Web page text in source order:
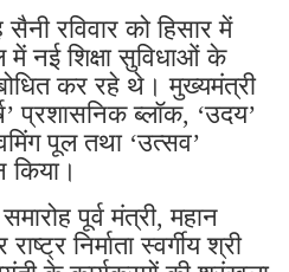
रविवार को हिसार में
नई शिक्षा सुविधाओं के
कर रहे थे। मुख्यमंत्री
प्रशासनिक ब्लॉक, ‘उदय’
पूल तथा ‘उत्सव’
किया।
पूर्व मंत्री, महान
निर्माता स्वर्गीय श्री